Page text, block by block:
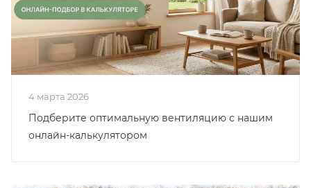
4 марта 2026
Подберите оптимальную вентиляцию с нашим
онлайн-калькулятором